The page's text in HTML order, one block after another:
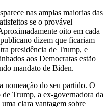
nas amplas maiorias das
se o provável
oito em cada
dizem que ficariam
presidência de Trump, e
aos Democratas estão
mandato de Biden.
nomeação do seu partido. O
Trump, a ex-governadora da
clara vantagem sobre